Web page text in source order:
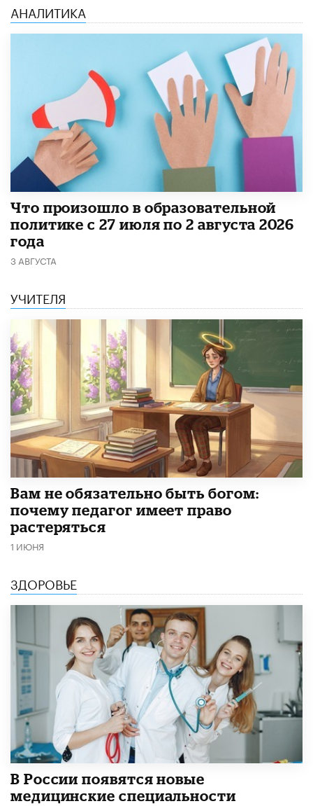
АНАЛИТИКА
​Что произошло в образовательной
политике с 27 июля по 2 августа 2026
года
3 АВГУСТА
УЧИТЕЛЯ
​Вам не обязательно быть богом:
почему педагог имеет право
растеряться
1 ИЮНЯ
ЗДОРОВЬЕ
В России появятся новые
медицинские специальности